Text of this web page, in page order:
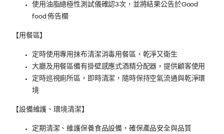
使用油脂總極性測試儀確認3次，並將結果公告於Good
food 佈告欄
【用餐區】
定時使用專用抹布清潔消毒用餐區，乾淨又衛生
大廳及用餐區備有掛壁感應式酒精分配器，提供顧客使用
定時巡視廁所區，即時清潔，隨時保持空氣流通與乾淨環
境
【設備維護、環境清潔】
定期清潔、維護保養食品設備，確保產品安全與品質